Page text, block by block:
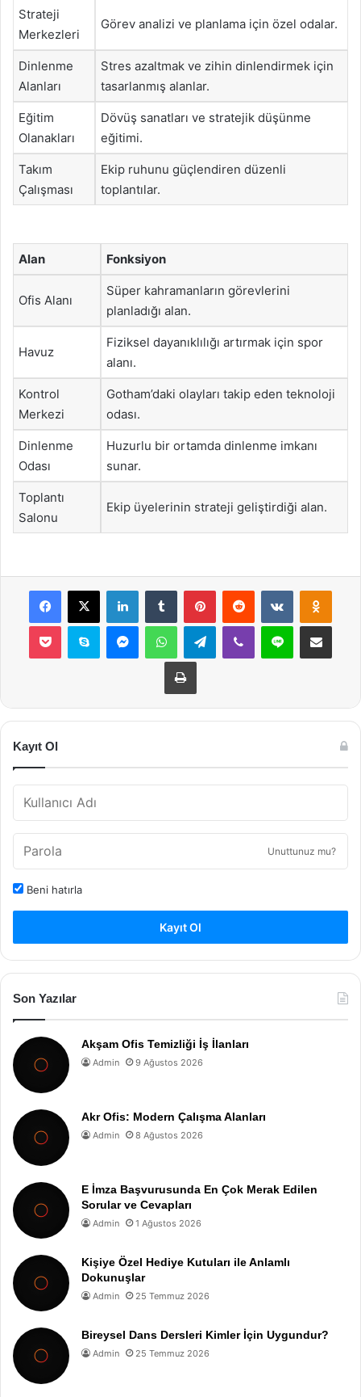
Strateji
Merkezleri
Görev analizi ve planlama için özel odalar.
Dinlenme
Alanları
Stres azaltmak ve zihin dinlendirmek için
tasarlanmış alanlar.
Eğitim
Olanakları
Dövüş sanatları ve stratejik düşünme
eğitimi.
Takım
Çalışması
Ekip ruhunu güçlendiren düzenli
toplantılar.
Alan Fonksiyon
Ofis Alanı
Süper kahramanların görevlerini
planladığı alan.
Havuz
Fiziksel dayanıklılığı artırmak için spor
alanı.
Kontrol
Merkezi
Gotham’daki olayları takip eden teknoloji
odası.
Dinlenme
Odası
Huzurlu bir ortamda dinlenme imkanı
sunar.
Toplantı
Salonu
Ekip üyelerinin strateji geliştirdiği alan.
Facebook
X LinkedInTumblr PinterestReddit VKontakte
Pocket Skype MessengerWhatsAppTelegramViber Line E-Posta ile
Yazdır
Kayıt Ol
Unuttunuz mu?
Beni hatırla
Kayıt Ol
Son Yazılar
Akşam Ofis Temizliği İş İlanları
Admin 9 Ağustos 2026
Akr Ofis: Modern Çalışma Alanları
Admin 8 Ağustos 2026
E İmza Başvurusunda En Çok Merak Edilen
Sorular ve Cevapları
Admin 1 Ağustos 2026
Kişiye Özel Hediye Kutuları ile Anlamlı
Dokunuşlar
Admin 25 Temmuz 2026
Bireysel Dans Dersleri Kimler İçin Uygundur?
Admin 25 Temmuz 2026